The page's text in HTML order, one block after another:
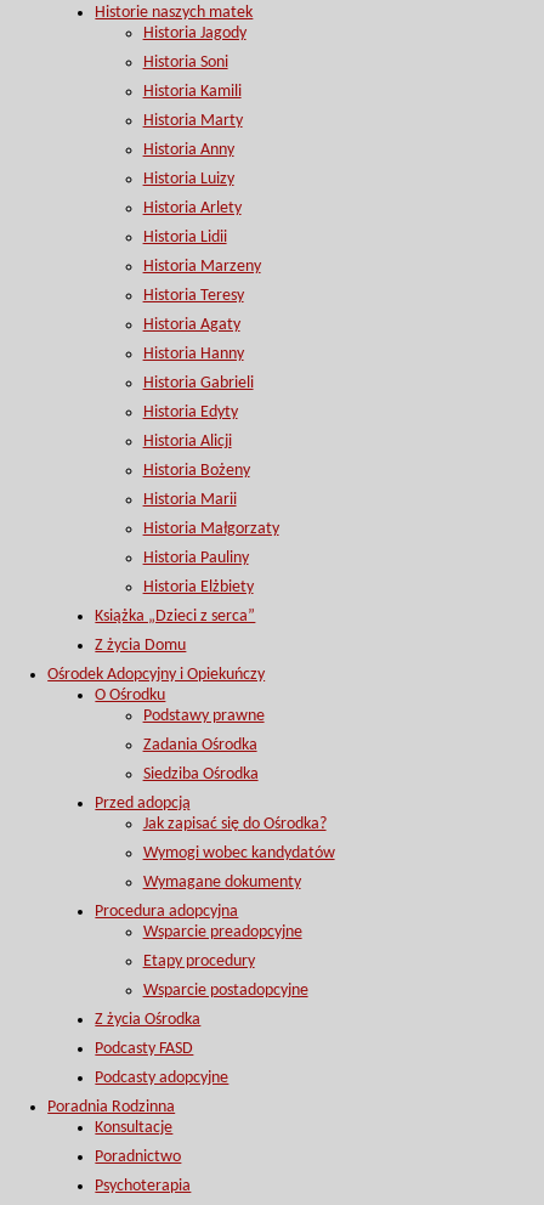
Historie naszych matek
Historia Jagody
Historia Soni
Historia Kamili
Historia Marty
Historia Anny
Historia Luizy
Historia Arlety
Historia Lidii
Historia Marzeny
Historia Teresy
Historia Agaty
Historia Hanny
Historia Gabrieli
Historia Edyty
Historia Alicji
Historia Bożeny
Historia Marii
Historia Małgorzaty
Historia Pauliny
Historia Elżbiety
Książka „Dzieci z serca”
Z życia Domu
Ośrodek Adopcyjny i Opiekuńczy
O Ośrodku
Podstawy prawne
Zadania Ośrodka
Siedziba Ośrodka
Przed adopcją
Jak zapisać się do Ośrodka?
Wymogi wobec kandydatów
Wymagane dokumenty
Procedura adopcyjna
Wsparcie preadopcyjne
Etapy procedury
Wsparcie postadopcyjne
Z życia Ośrodka
Podcasty FASD
Podcasty adopcyjne
Poradnia Rodzinna
Konsultacje
Poradnictwo
Psychoterapia